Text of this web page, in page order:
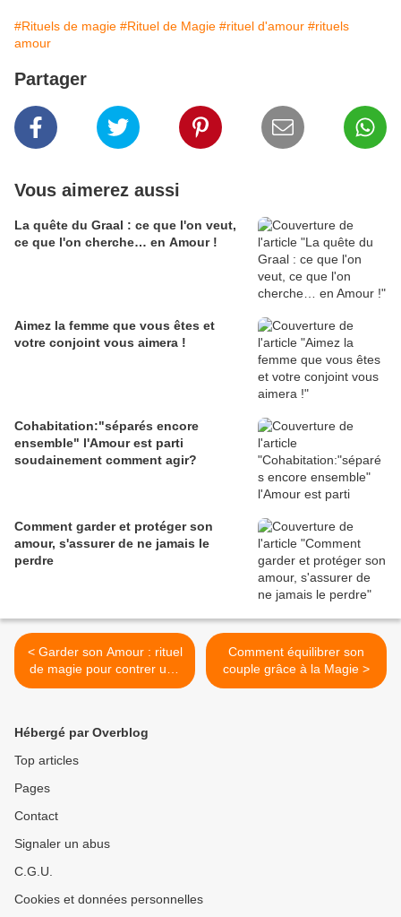
#Rituels de magie #Rituel de Magie #rituel d'amour #rituels
amour
Partager
Vous aimerez aussi
La quête du Graal : ce que l'on veut,
ce que l'on cherche… en Amour !
Aimez la femme que vous êtes et
votre conjoint vous aimera !
Cohabitation:"séparés encore
ensemble" l'Amour est parti
soudainement comment agir?
Comment garder et protéger son
amour, s'assurer de ne jamais le
perdre
< Garder son Amour : rituel
de magie pour contrer une
rivale
Comment équilibrer son
couple grâce à la Magie >
Hébergé par Overblog
Top articles
Pages
Contact
Signaler un abus
C.G.U.
Cookies et données personnelles